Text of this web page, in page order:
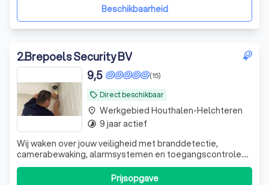
Beschikbaarheid
2.Brepoels Security BV
local_offer Direct beschikbaar
(15)
9,5
Wij waken over jouw veiligheid met branddetectie,
camerabewaking, alarmsystemen en toegangscontrole.
Dankzij onze praktische, betaalbare oplossingen voel je je
veilig in je huis of bedrijf.Prijsopgave
place Werkgebied Houthalen-Helchteren
timelapse 9 jaar actief